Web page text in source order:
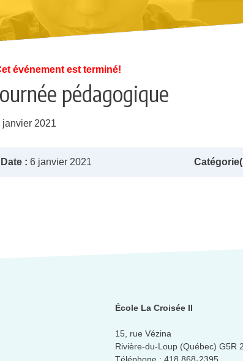
événement est terminé!
pédagogique
janvier 2021
Date : 6 janvier 2021
École La Croisée II
15, rue Vézina
Rivière-du-Loup (Québec) G5R